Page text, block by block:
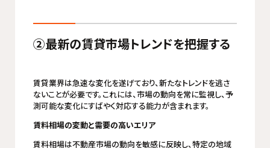
②最新の賃貸市場トレンドを把握する
賃貸業界は急速な変化を遂げており、新たなトレンドを逃さ
ないことが必要です。これには、市場の動向を常に監視し、予
測可能な変化にすばやく対応する能力が含まれます。
賃料相場の変動と需要の高いエリア
賃料相場は不動産市場の動向を敏感に反映し、特定の地域